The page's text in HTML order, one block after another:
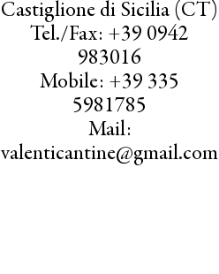
Castiglione di Sicilia (CT)
Tel./Fax: +39 0942
983016
Mobile: +39 335
5981785
Mail:
valenticantine@gmail.com